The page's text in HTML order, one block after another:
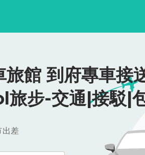
館 到府專車接
步-交通|接駁|
出差